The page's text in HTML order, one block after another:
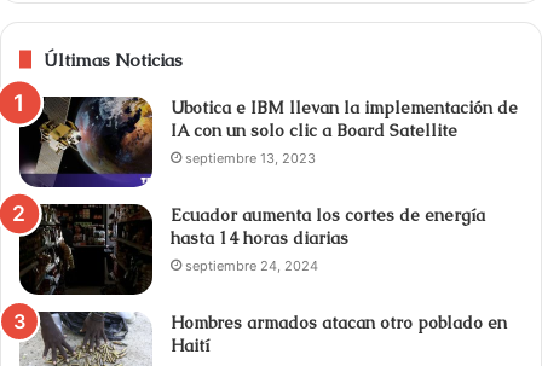
Últimas Noticias
Ubotica e IBM llevan la implementación de
IA con un solo clic a Board Satellite
septiembre 13, 2023
Ecuador aumenta los cortes de energía
hasta 14 horas diarias
septiembre 24, 2024
Hombres armados atacan otro poblado en
Haití